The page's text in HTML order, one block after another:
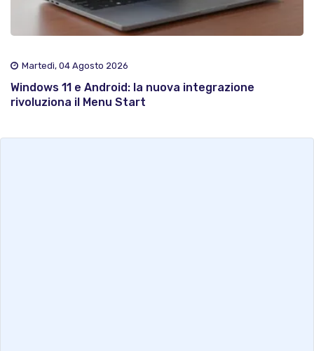
Martedì, 04 Agosto 2026
Windows 11 e Android: la nuova integrazione
rivoluziona il Menu Start